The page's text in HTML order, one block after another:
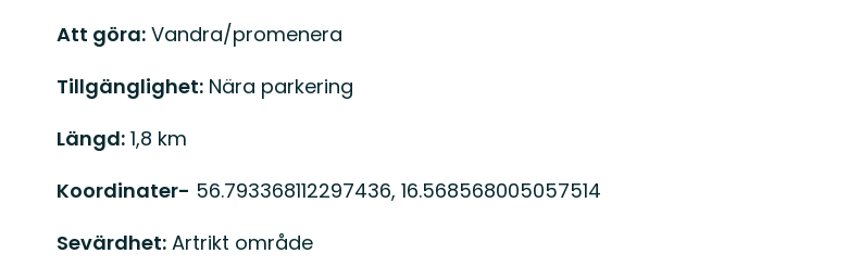
Beskrivning
Att göra: Vandra/promenera
Tillgänglighet: Nära parkering
Längd: 1,8 km
Koordinater- 56.793368112297436, 16.568568005057514
Sevärdhet: Artrikt område